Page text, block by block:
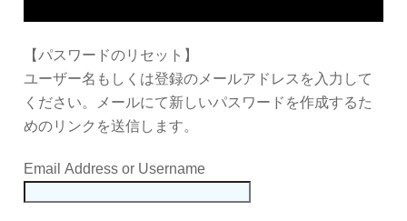
【パスワードのリセット】
ユーザー名もしくは登録のメールアドレスを入力して
ください。メールにて新しいパスワードを作成するた
めのリンクを送信します。
Email Address or Username